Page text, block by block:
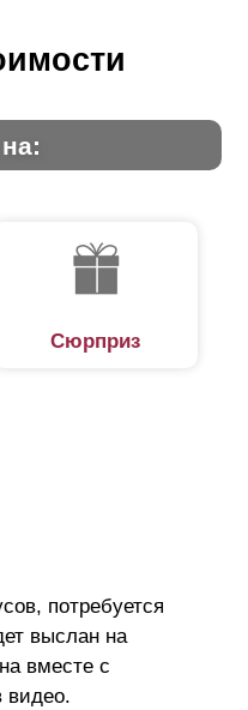
Сюрприз
потребуется
выслан на
вместе с
видео.